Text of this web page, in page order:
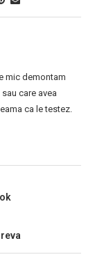
mic demontam
care avea
ca le testez.